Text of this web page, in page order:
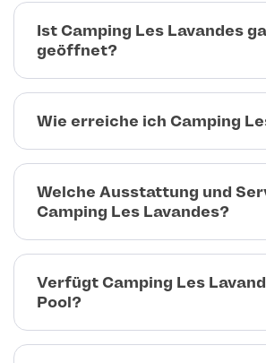
Ist Camping Les Lavandes
geöffnet?
Wie erreiche ich Camping
Welche Ausstattung und
Camping Les Lavandes?
Verfügt Camping Les
Pool?